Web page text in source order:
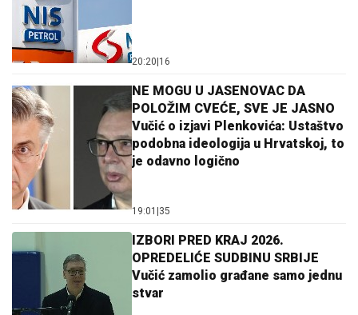
20:20 16
NE MOGU U JASENOVAC DA
POLOŽIM CVEĆE, SVE JE JASNO
Vučić o izjavi Plenkovića: Ustaštvo
podobna ideologija u Hrvatskoj, to
je odavno logično
19:01 35
IZBORI PRED KRAJ 2026.
OPREDELIĆE SUDBINU SRBIJE
Vučić zamolio građane samo jednu
stvar